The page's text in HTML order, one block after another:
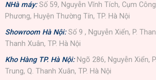
NHà máy: Số 59, Nguyễn Vĩnh Tích, Cụm
Phương, Huyện Thường Tín, TP. Hà Nội
Showroom Hà Nội: Số 9 , Nguyễn Xiển, P.
Thanh Xuân, TP. Hà Nội
Kho Hàng TP. Hà Nội: Ngõ 286, Nguyễn Xiển,
Trung, Q. Thanh Xuân, TP. Hà Nội